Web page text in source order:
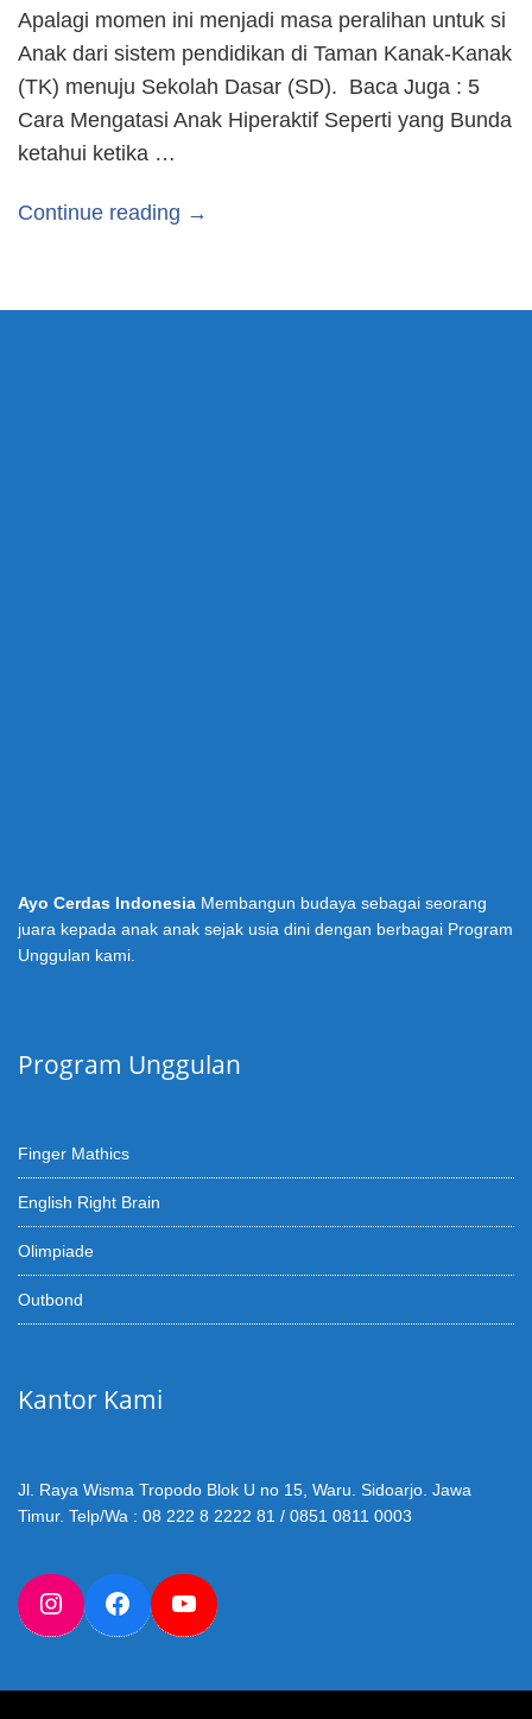
Apalagi momen ini menjadi masa peralihan untuk si
Anak dari sistem pendidikan di Taman Kanak-Kanak
(TK) menuju Sekolah Dasar (SD). Baca Juga : 5
Cara Mengatasi Anak Hiperaktif Seperti yang Bunda
ketahui ketika …
Continue reading →
Ayo Cerdas Indonesia Membangun budaya sebagai seorang
juara kepada anak anak sejak usia dini dengan berbagai Program
Unggulan kami.
Program Unggulan
Finger Mathics
English Right Brain
Olimpiade
Outbond
Kantor Kami
Jl. Raya Wisma Tropodo Blok U no 15, Waru. Sidoarjo. Jawa
Timur. Telp/Wa : 08 222 8 2222 81 / 0851 0811 0003
InstagramFacebookYouTube